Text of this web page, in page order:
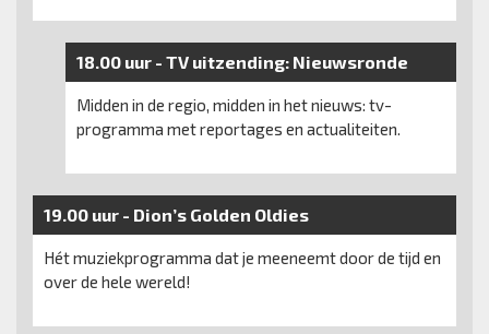
18.00 uur - TV uitzending: Nieuwsronde
Midden in de regio, midden in het nieuws: tv-
programma met reportages en actualiteiten.
19.00 uur - Dion’s Golden Oldies
Hét muziekprogramma dat je meeneemt door de tijd en
over de hele wereld!